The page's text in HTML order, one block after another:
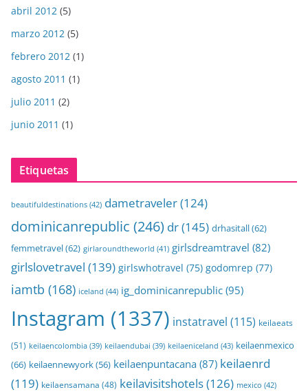
abril 2012 (5)
marzo 2012 (5)
febrero 2012 (1)
agosto 2011 (1)
julio 2011 (2)
junio 2011 (1)
Etiquetas
beautifuldestinations (42) dametraveler(124)
dominicanrepublic (246) dr(145) drhasitall(62)
femmetravel(62) girlaroundtheworld (41) girlsdreamtravel (82)
girlslovetravel (139) girlswhotravel (75) godomrep (77)
iamtb (168) iceland (44) ig_dominicanrepublic (95)
Instagram (1337) instatravel (115) keilaeats
(51) keilaencolombia (39) keilaendubai (39) keilaeniceland (43) keilaenmexico
(66) keilaennewyork(56) keilaenpuntacana (87) keilaenrd
(119) keilaensamana (48) keilavisitshotels(126) mexico (42)